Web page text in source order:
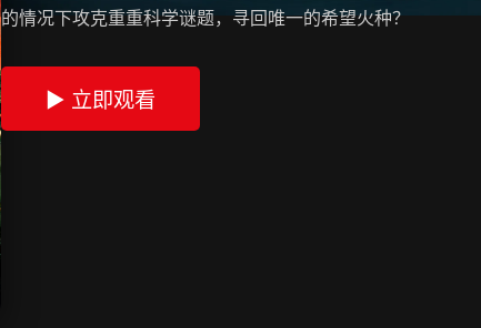
的情况下攻克重重科学谜题，寻回唯一的希望火种？
▶ 立即观看